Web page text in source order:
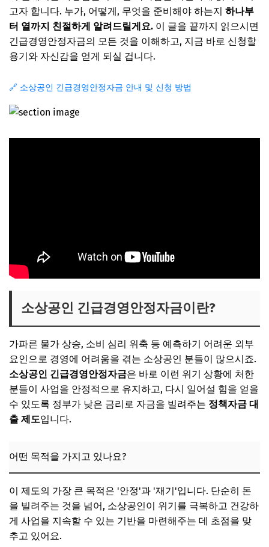
고자 합니다. 누가, 어떻게, 무엇을 준비해야 하는지 하나부
터 열까지 친절하게 알려드릴게요. 이 글을 끝까지 읽으시면
긴급경영안정자금의 모든 것을 이해하고, 지금 바로 신청할
용기와 자신감을 얻게 되실 겁니다.
🔗 소상공인 긴급경영안정자금 안내 및 신청 방법
소상공인 긴급경영안정자금이란?
가파른 물가 상승, 소비 심리 위축 등 예측하기 어려운 외부
요인으로 경영에 어려움을 겪는 소상공인 분들이 많으시죠.
소상공인 긴급경영안정자금은 바로 이런 위기 상황에 처한
분들이 사업을 안정적으로 유지하고, 다시 일어설 힘을 얻을
수 있도록 정부가 낮은 금리로 자금을 빌려주는 정책자금 대
출 제도입니다.
어떤 목적을 가지고 있나요?
이 제도의 가장 큰 목적은 '안정'과 '재기'입니다. 단순히 돈
을 빌려주는 것을 넘어, 소상공인이 위기를 극복하고 건강하
게 사업을 지속할 수 있는 기반을 마련해주는 데 초점을 맞
추고 있어요.